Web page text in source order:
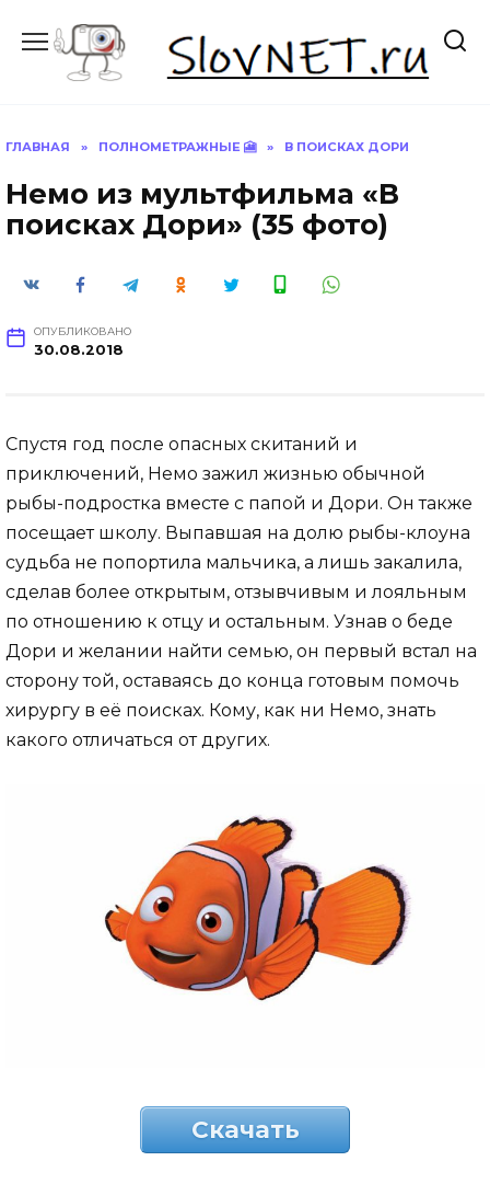
содержанию
ГЛАВНАЯ » ПОЛНОМЕТРАЖНЫЕ 🎦 » В ПОИСКАХ ДОРИ
Немо из мультфильма «В
поисках Дори» (35 фото)
ОПУБЛИКОВАНО
30.08.2018
Спустя год после опасных скитаний и
приключений, Немо зажил жизнью обычной
рыбы-подростка вместе с папой и Дори. Он также
посещает школу. Выпавшая на долю рыбы-клоуна
судьба не попортила мальчика, а лишь закалила,
сделав более открытым, отзывчивым и лояльным
по отношению к отцу и остальным. Узнав о беде
Дори и желании найти семью, он первый встал на
сторону той, оставаясь до конца готовым помочь
хирургу в её поисках. Кому, как ни Немо, знать
какого отличаться от других.
Скачать